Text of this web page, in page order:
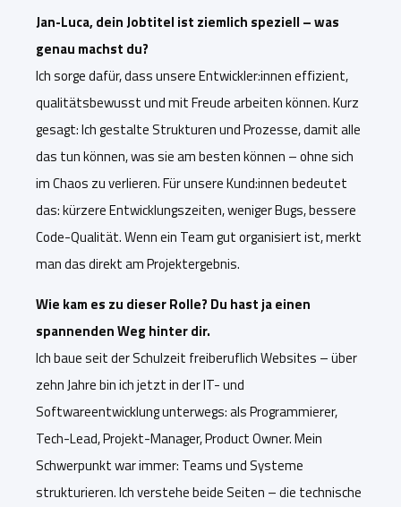
Jan-Luca, dein Jobtitel ist ziemlich speziell – was
genau machst du?
Ich sorge dafür, dass unsere Entwickler:innen effizient,
qualitätsbewusst und mit Freude arbeiten können. Kurz
gesagt: Ich gestalte Strukturen und Prozesse, damit alle
das tun können, was sie am besten können – ohne sich
im Chaos zu verlieren. Für unsere Kund:innen bedeutet
das: kürzere Entwicklungszeiten, weniger Bugs, bessere
Code-Qualität. Wenn ein Team gut organisiert ist, merkt
man das direkt am Projektergebnis.
Wie kam es zu dieser Rolle? Du hast ja einen
spannenden Weg hinter dir.
Ich baue seit der Schulzeit freiberuflich Websites – über
zehn Jahre bin ich jetzt in der IT- und
Softwareentwicklung unterwegs: als Programmierer,
Tech-Lead, Projekt-Manager, Product Owner. Mein
Schwerpunkt war immer: Teams und Systeme
strukturieren. Ich verstehe beide Seiten – die technische